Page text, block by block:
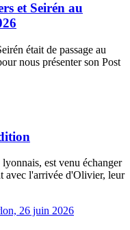
et Seirén au
était de passage au
nous présenter son Post
est venu échanger
avec l'arrivée d'Olivier, leur